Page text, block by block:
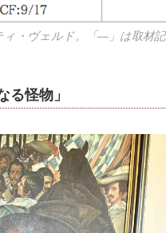
ィ・ヴェルド。「—」は取材記
怪物」